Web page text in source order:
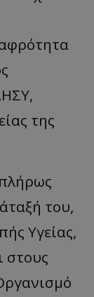
της
του,
Υγείας,
στους